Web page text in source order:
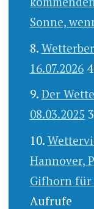
Sonne,
16.07.2026
Der
08.03.2025
Hannover,
Gifhorn für
Aufrufe